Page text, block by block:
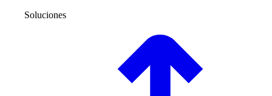
Soluciones